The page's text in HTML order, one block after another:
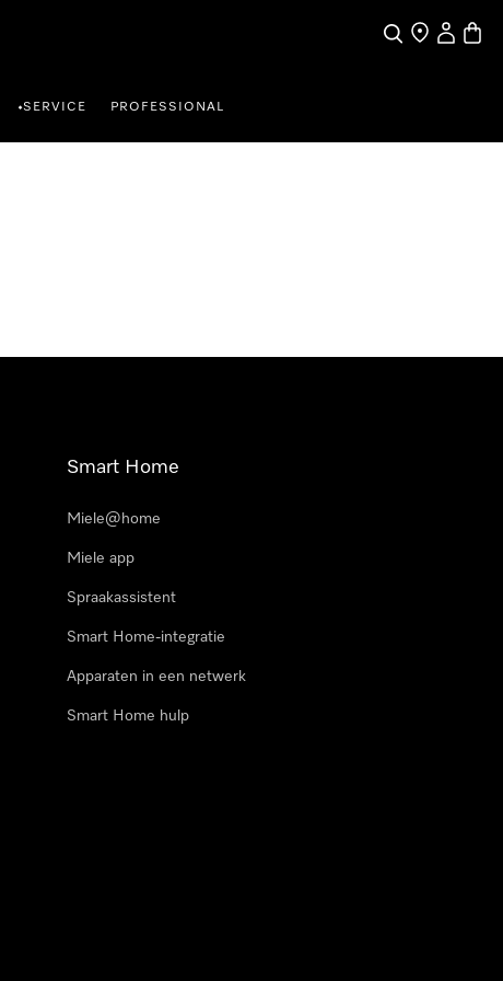
Wat zoek je?
Dealer zoeken
Mijn
•SERVICE PROFESSIONAL
Smart Home
Miele@home
Miele app
Spraakassistent
Smart Home-integratie
Apparaten in een netwerk
Smart Home hulp